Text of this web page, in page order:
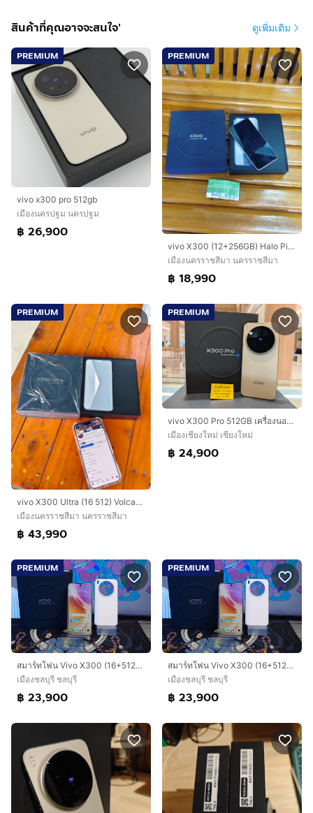
สินค้าที่คุณอาจจะสนใจ' ดูเพิ่มเติม
PREMIUM
vivo x300 pro 512gb
เมืองนครปฐม นครปฐม
฿ 26,900
PREMIUM
vivo X300 (12+256GB) Halo Pink (5G)
เมืองนครราชสีมา นครราชสีมา
฿ 18,990
PREMIUM
vivo X300 Ultra (16 512) Volcano Black (5G
เมืองนครราชสีมา นครราชสีมา
฿ 43,990
PREMIUM
vivo X300 Pro 512GB เครื่องนอก สภาพสวยมาก ประกัน2เดือนกว่า ครบกล่อง
เมืองเชียงใหม่ เชียงใหม่
฿ 24,900
PREMIUM
สมาร์ทโฟน Vivo X300 (16+512GB) Halo Pink 5G อุปกรณ์แท้ครบกล่อง มีประกันศูนย์ ขายเพียง 23,900.- เท่านั้น
เมืองชลบุรี ชลบุรี
฿ 23,900
PREMIUM
สมาร์ทโฟน Vivo X300 (16+512GB) Halo Pink 5G อุปกรณ์แท้ครบกล่อง มีประกันศูนย์ ขายเพียง 23,900.- เท่านั้น
เมืองชลบุรี ชลบุรี
฿ 23,900